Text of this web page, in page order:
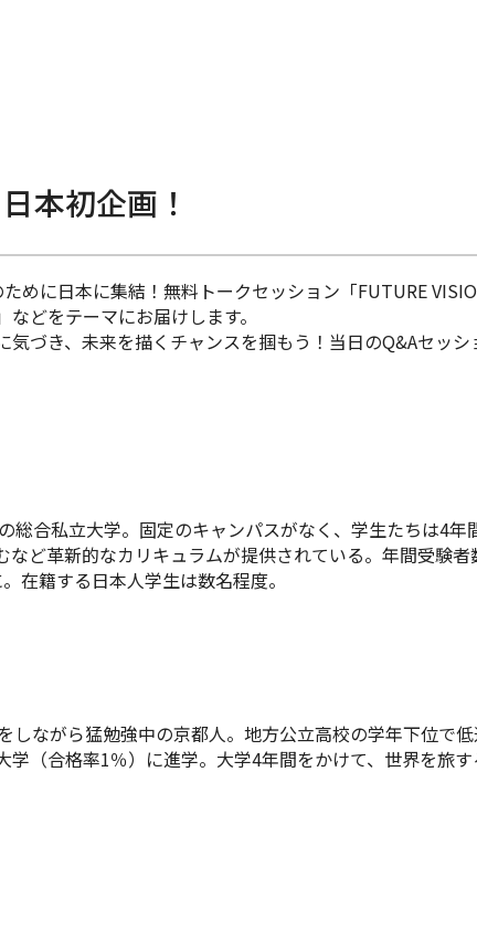
本初企画！
めに日本に集結！無料トークセッション「FUTURE
どをテーマにお届けします。
づき、未来を描くチャンスを掴もう！当日のQ&Aセッシ
合私立大学。固定のキャンパスがなく、学生たちは4
ど革新的なカリキュラムが提供されている。年間受験
在籍する日本人学生は数名程度。
ながら猛勉強中の京都人。地方公立高校の学年下位で
（合格率1％）に進学。大学4年間をかけて、世界を旅